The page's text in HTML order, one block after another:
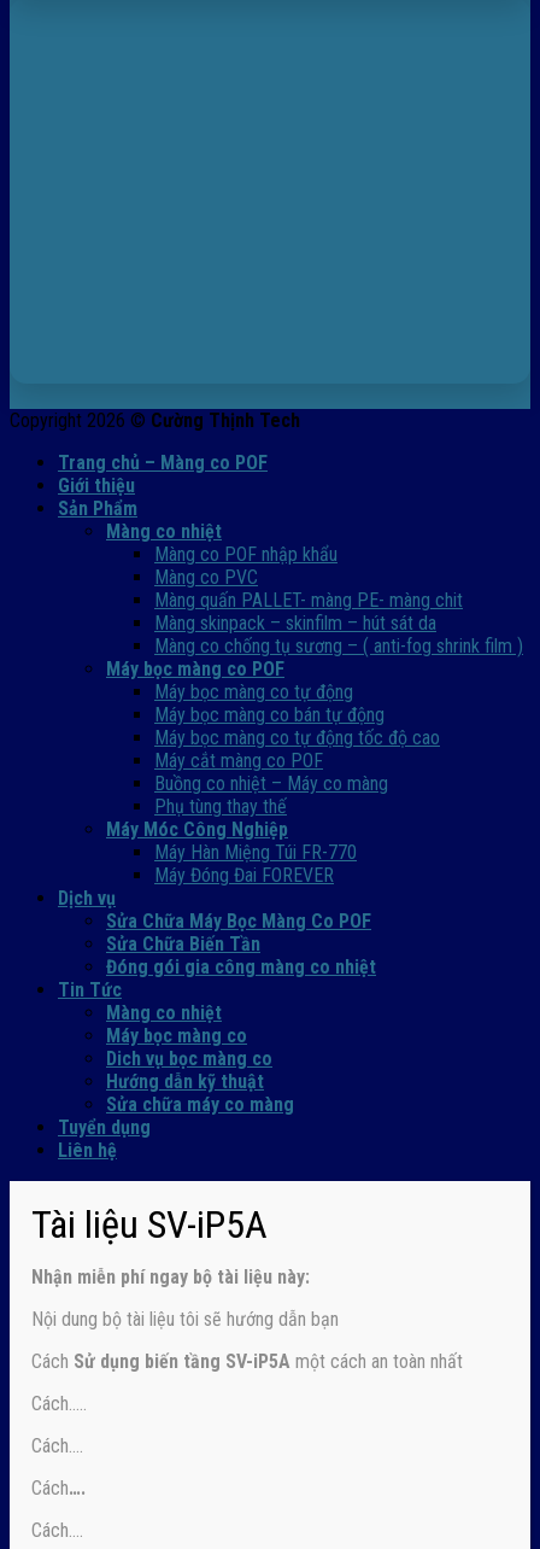
Copyright 2026 © Cường Thịnh Tech
Trang chủ – Màng co POF
Giới thiệu
Sản Phẩm
Màng co nhiệt
Màng co POF nhập khẩu
Màng co PVC
Màng quấn PALLET- màng PE- màng chit
Màng skinpack – skinfilm – hút sát da
Màng co chống tụ sương – ( anti-fog shrink film )
Máy bọc màng co POF
Máy bọc màng co tự động
Máy bọc màng co bán tự động
Máy bọc màng co tự động tốc độ cao
Máy cắt màng co POF
Buồng co nhiệt – Máy co màng
Phụ tùng thay thế
Máy Móc Công Nghiệp
Máy Hàn Miệng Túi FR-770
Máy Đóng Đai FOREVER
Dịch vụ
Sửa Chữa Máy Bọc Màng Co POF
Sửa Chữa Biến Tần
Đóng gói gia công màng co nhiệt
Tin Tức
Màng co nhiệt
Máy bọc màng co
Dich vụ bọc màng co
Hướng dẫn kỹ thuật
Sửa chữa máy co màng
Tuyển dụng
Liên hệ
Tài liệu SV-iP5A
Nhận miễn phí ngay bộ tài liệu này:
Nội dung bộ tài liệu tôi sẽ hướng dẫn bạn
Cách Sử dụng biến tầng SV-iP5A một cách an toàn nhất
Cách…..
Cách….
Cách….
Cách….